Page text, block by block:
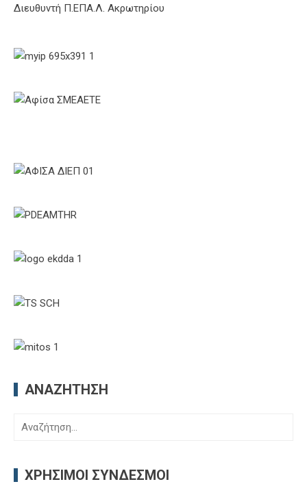
Διευθυντή Π.ΕΠΑ.Λ. Ακρωτηρίου
ΑΝΑΖΉΤΗΣΗ
Αναζήτηση
ΧΡΉΣΙΜΟΙ ΣΎΝΔΕΣΜΟΙ